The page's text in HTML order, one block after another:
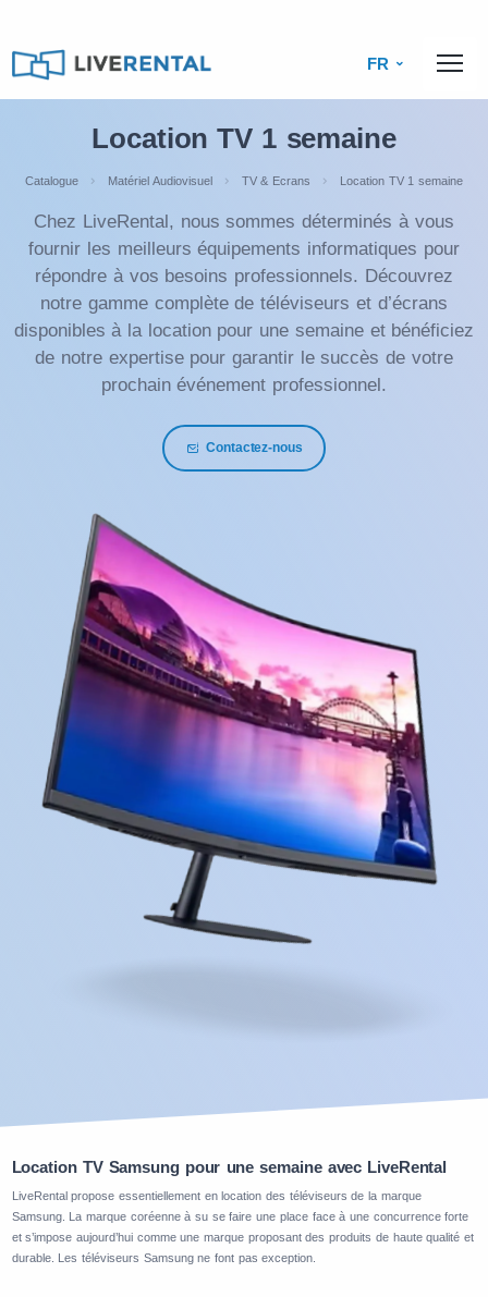
FR
Location TV 1 semaine
Catalogue Matériel Audiovisuel TV & Ecrans Location TV 1 semaine
Chez LiveRental, nous sommes déterminés à vous
fournir les meilleurs équipements informatiques pour
répondre à vos besoins professionnels. Découvrez
notre gamme complète de téléviseurs et d’écrans
disponibles à la location pour une semaine et bénéficiez
de notre expertise pour garantir le succès de votre
prochain événement professionnel.
Contactez-nous
Location TV Samsung pour une semaine avec LiveRental
LiveRental propose essentiellement en location des téléviseurs de la marque
Samsung. La marque coréenne à su se faire une place face à une concurrence forte
et s’impose aujourd’hui comme une marque proposant des produits de haute qualité et
durable. Les téléviseurs Samsung ne font pas exception.